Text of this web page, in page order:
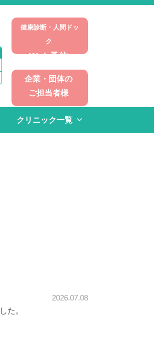
健康診断・人間ドッ
ク
Web予約
企業・団体の
ご担当者様
クリニック一覧
2026.07.08
た。